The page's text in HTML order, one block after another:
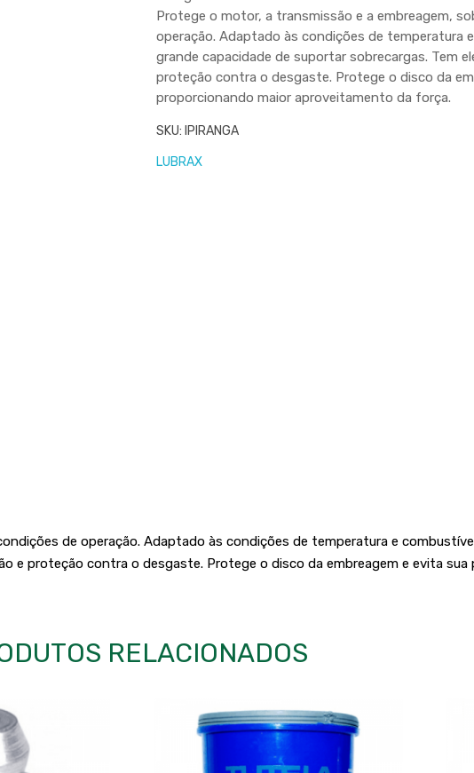
Protege o motor, a transmissão e a embreagem,
operação. Adaptado às condições de temperatura
grande capacidade de suportar sobrecargas. Tem
proteção contra o desgaste. Protege o disco da
proporcionando maior aproveitamento da força.
SKU: IPIRANGA
LUBRAX
de operação. Adaptado às condições de temperatura e
e proteção contra o desgaste. Protege o disco da embreagem e evita
RELACIONADOS